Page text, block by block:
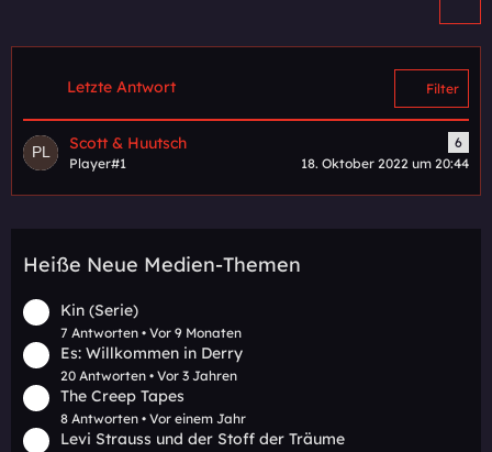
Letzte Antwort Filter
Scott & Huutsch
6
Player#1
18. Oktober 2022 um 20:44
Heiße Neue Medien-Themen
Kin (Serie)
7 Antworten Vor 9 Monaten
Es: Willkommen in Derry
20 Antworten Vor 3 Jahren
The Creep Tapes
8 Antworten Vor einem Jahr
Levi Strauss und der Stoff der Träume